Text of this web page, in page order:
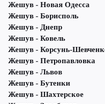
Жешув - Новая Одесса
Жешув - Борисполь
Жешув - Днепр
Жешув - Ковель
Жешув - Корсунь-
Жешув - Петропавловка
Жешув - Львов
Жешув - Бутенки
Жешув - Шахтерское